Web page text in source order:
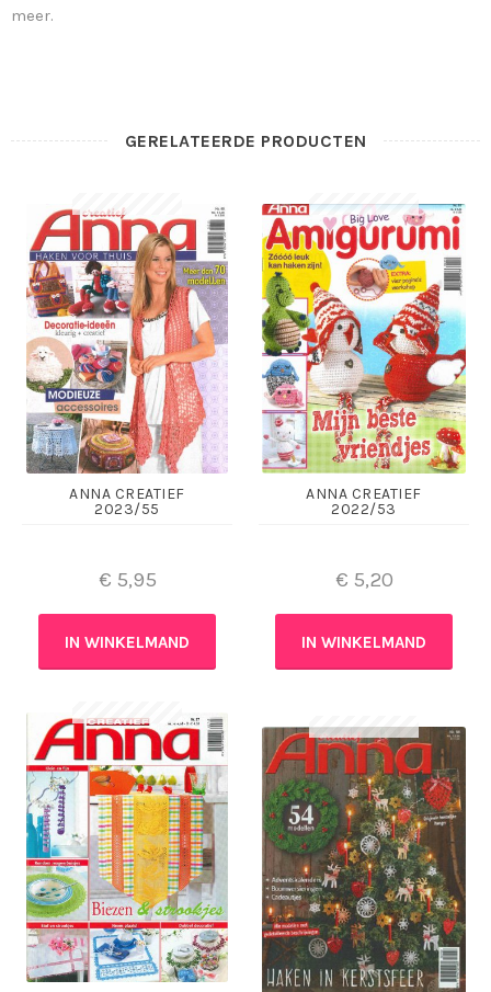
meer.
GERELATEERDE PRODUCTEN
ANNA CREATIEF
2023/55
€ 5,95
IN WINKELMAND
ANNA CREATIEF
2022/53
€ 5,20
IN WINKELMAND